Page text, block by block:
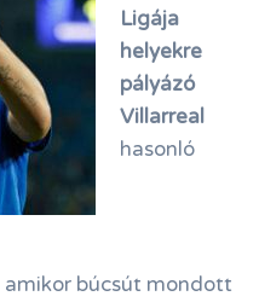
Ligája
helyekre
pályázó
Villarreal
hasonló
búcsút mondott